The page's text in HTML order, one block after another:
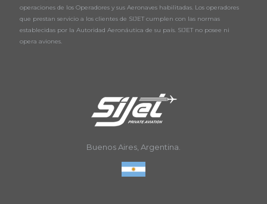
operaciones de los Operadores y sus Aeronaves habilitadas. Los operadores
que prestan servicio a los clientes de SIJET cumplen con las normas
establecidas por la Autoridad Aeronáutica de su país. SIJET no posee ni
opera aviones.
Buenos Aires, Argentina.